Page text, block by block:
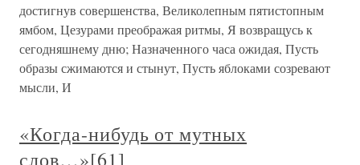
достигнув совершенства, Великолепным пятистопным
ямбом, Цезурами преображая ритмы, Я возвращусь к
сегодняшнему дню; Назначенного часа ожидая, Пусть
образы сжимаются и стынут, Пусть яблоками созревают
мысли, И
«Когда-нибудь от мутных
слов…»[61]